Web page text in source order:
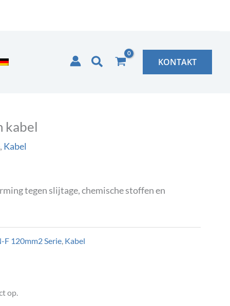
Zoeken KONTAKT
kabel
, Kabel
tegen slijtage, chemische stoffen en
F 120mm2 Serie, Kabel
op.